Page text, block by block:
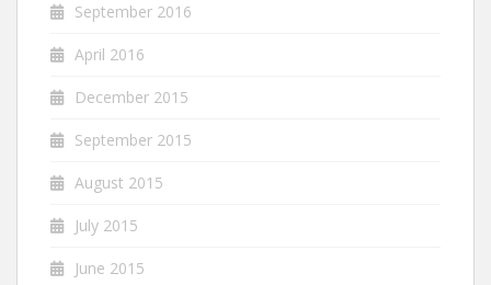
September 2016
April 2016
December 2015
September 2015
August 2015
July 2015
June 2015